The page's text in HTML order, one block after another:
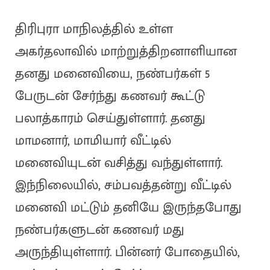
திரிபுரா மாநிலத்தில் உள்ள
அகர்தலாவில் மாற்றுத்திறனாளியான
தனது மனைவியை, நண்பர்கள் 5
பேருடன் சேர்ந்து கணவர் கூட்டு
பலாத்காரம் செய்துள்ளார். தனது
மாமனார், மாமியார் வீட்டில்
மனைவியுடன் வசித்து வந்துள்ளார்.
இந்நிலையில், சம்பவத்தன்று வீட்டில்
மனைவி மட்டும் தனியே இருந்தபோது
நண்பர்களுடன் கணவர் மது
அருந்தியுள்ளார். பின்னர் போதையில்,